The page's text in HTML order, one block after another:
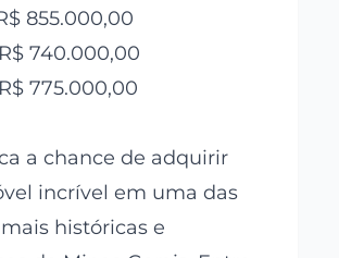
855.000,00
740.000,00
775.000,00
a chance de adquirir
incrível em uma das
históricas e